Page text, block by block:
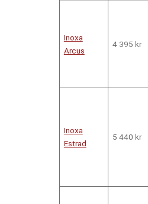
Inoxa
Arcus
4 395 kr
Inoxa
Estrad
5 440 kr